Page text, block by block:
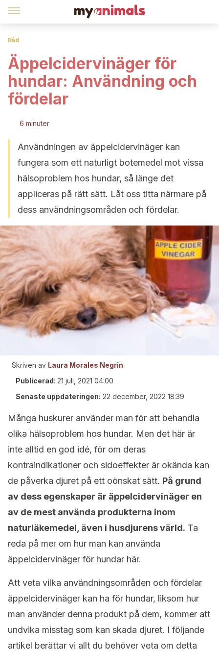
Råd
Äppelcidervinäger för
hundar: Användning och
fördelar
6 minuter
Användningen av äppelcidervinäger kan
fungera som ett naturligt botemedel mot vissa
hälsoproblem hos hundar, så länge det
appliceras på rätt sätt. Låt oss titta närmare på
dess användningsområden och fördelar.
Skriven av Laura Morales Negrin
Publicerad: 21 juli, 2021 04:00
Senaste uppdateringen: 22 december, 2022 18:39
Många huskurer använder man för att behandla
olika hälsoproblem hos hundar. Men det här är
inte alltid en god idé, för om deras
kontraindikationer och sidoeffekter är okända kan
de påverka djuret på ett oönskat sätt. På grund
av dess egenskaper är äppelcidervinäger en
av de mest använda produkterna inom
naturläkemedel, även i husdjurens värld. Ta
reda på mer om hur man kan använda
äppelcidervinäger för hundar här.
Att veta vilka användningsområden och fördelar
äppelcidervinäger kan ha för hundar, liksom hur
man använder denna produkt på dem, kommer att
undvika misstag som kan skada djuret. I följande
artikel berättar vi allt du behöver veta om detta